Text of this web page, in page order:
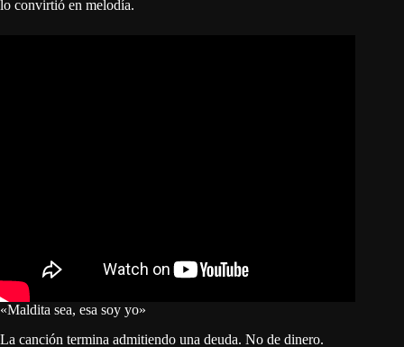
lo convirtió en melodía.
«Maldita sea, esa soy yo»
La canción termina admitiendo una deuda. No de dinero.